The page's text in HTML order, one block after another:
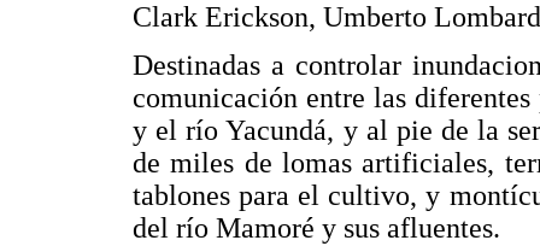
Clark Erickson, Umberto
Destinadas a controlar
comunicación entre las
y el río Yacundá, y al pie de la
de miles de lomas artificiales,
tablones para el cultivo, y
del río Mamoré y sus afluentes.